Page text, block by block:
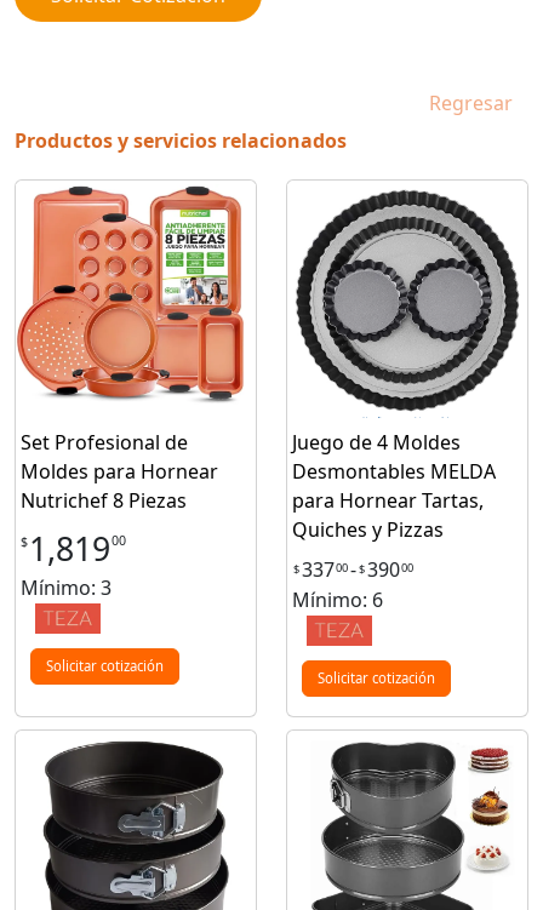
Regresar
Productos y servicios relacionados
Set Profesional de
Moldes para Hornear
Nutrichef 8 Piezas
$ 1,81900
Mínimo: 3
Solicitar cotización
Juego de 4 Moldes
Desmontables MELDA
para Hornear Tartas,
Quiches y Pizzas
$33700-$39000
Mínimo: 6
Solicitar cotización